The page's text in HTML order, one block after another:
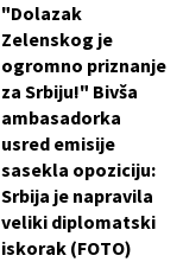
"Dolazak
Zelenskog je
ogromno priznanje
za Srbiju!" Bivša
ambasadorka
usred emisije
sasekla opoziciju:
Srbija je napravila
veliki diplomatski
iskorak (FOTO)